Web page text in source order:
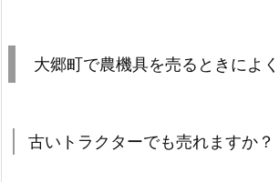
大郷町で農機具を売るときによ
古いトラクターでも売れますか？